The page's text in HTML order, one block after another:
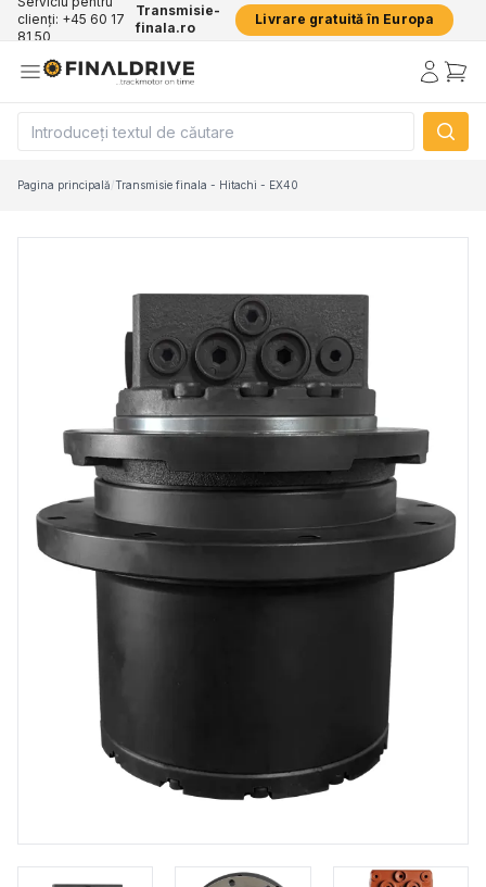
clienți: +45 60 17
81 50
Transmisie-
finala.ro
Livrare gratuită în Europa
Pagina principală/Transmisie finala - Hitachi - EX40